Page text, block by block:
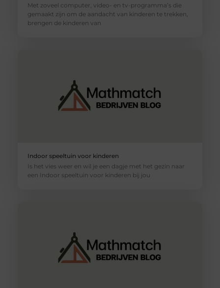
Met zoveel computer, video- en tv-programma’s die
gemaakt zijn om de aandacht van kinderen te trekken,
brengen de kinderen van
Indoor speeltuin voor kinderen
Is het vies weer en wil je een dagje met het gezin naar
een Indoor speeltuin voor kinderen bij jou